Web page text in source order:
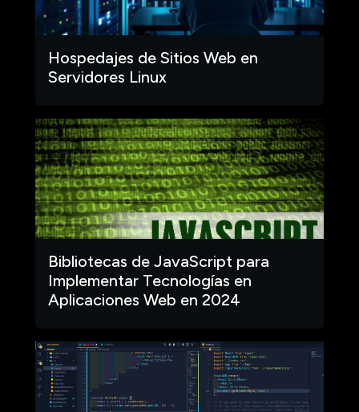
Hospedajes de Sitios Web en
Servidores Linux
Bibliotecas de JavaScript para
Implementar Tecnologías en
Aplicaciones Web en 2024